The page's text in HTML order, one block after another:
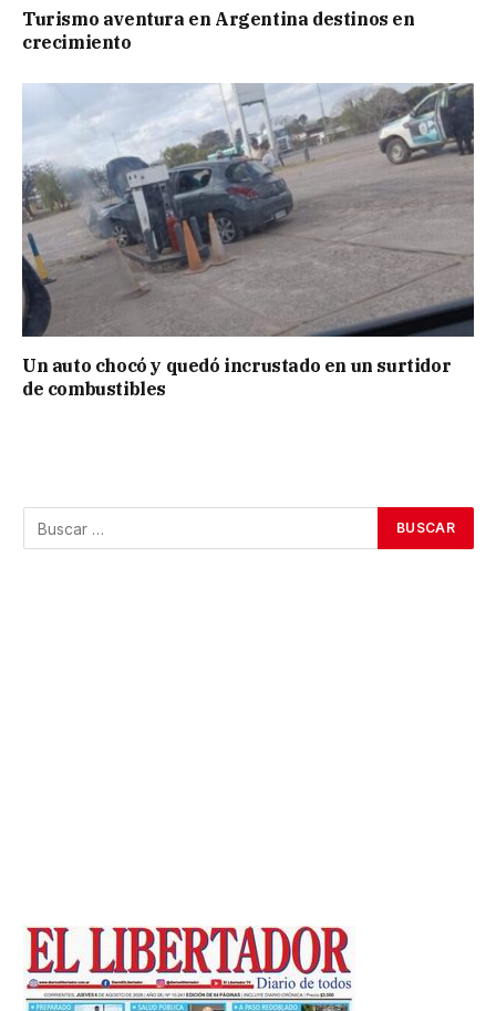
Turismo aventura en Argentina destinos en
crecimiento
Un auto chocó y quedó incrustado en un surtidor
de combustibles